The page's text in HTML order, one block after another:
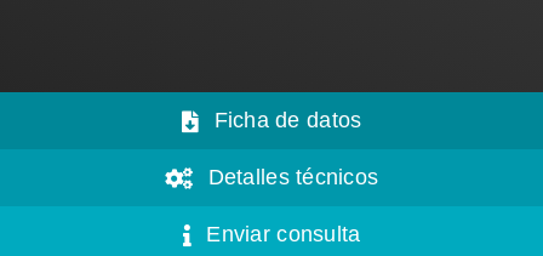
Ficha de datos
Detalles técnicos
Enviar consulta